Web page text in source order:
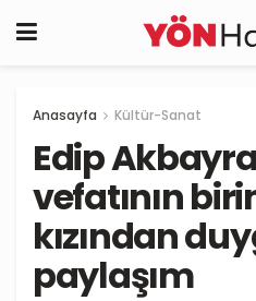
Anasayfa Kültür-Sanat
Edip
vefatının
kızından
paylaşım